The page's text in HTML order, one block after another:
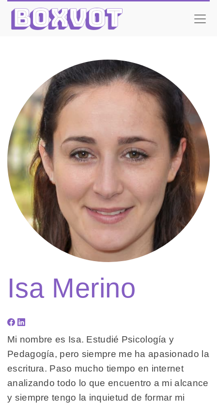
Isa Merino
Mi nombre es Isa. Estudié Psicología y
Pedagogía, pero siempre me ha apasionado la
escritura. Paso mucho tiempo en internet
analizando todo lo que encuentro a mi alcance
y siempre tengo la inquietud de formar mi